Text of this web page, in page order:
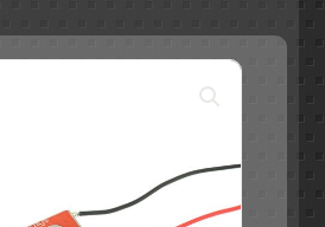
OTROS
RALLY